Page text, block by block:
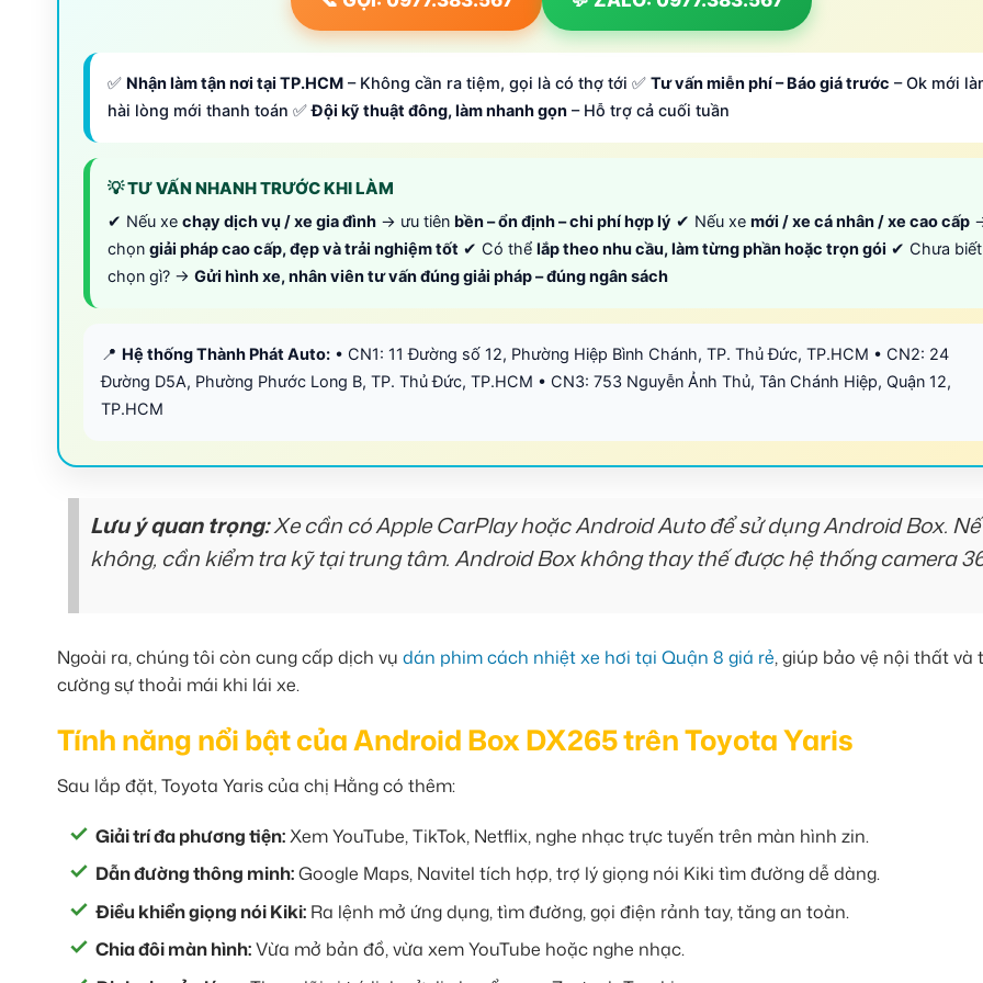
✅ Nhận làm tận nơi tại TP.HCM – Không cần ra tiệm, gọi là có thợ tới ✅ Tư vấn miễn phí – Báo giá trước – Ok mới
hài lòng mới thanh toán ✅Đội kỹ thuật đông, làm nhanh gọn – Hỗ trợ cả cuối tuần
💡 TƯ VẤN NHANH TRƯỚC KHI LÀM
✔ Nếu xe chạy dịch vụ / xe gia đình → ưu tiên bền – ổn định – chi phí hợp lý ✔ Nếu xe mới / xe cá nhân / xe cao cấp
chọn giải pháp cao cấp, đẹp và trải nghiệm tốt ✔ Có thể lắp theo nhu cầu, làm từng phần hoặc trọn gói ✔ Chưa biết
chọn gì? → Gửi hình xe, nhân viên tư vấn đúng giải pháp – đúng ngân sách
📍 Hệ thống Thành Phát Auto: • CN1: 11 Đường số 12, Phường Hiệp Bình Chánh, TP. Thủ Đức, TP.HCM • CN2: 24
Đường D5A, Phường Phước Long B, TP. Thủ Đức, TP.HCM • CN3: 753 Nguyễn Ảnh Thủ, Tân Chánh Hiệp, Quận 12,
TP.HCM
Lưu ý quan trọng:Xe cần có Apple CarPlay hoặc Android Auto để sử dụng Android Box.
không, cần kiểm tra kỹ tại trung tâm. Android Box không thay thế được hệ thống camera
Ngoài ra, chúng tôi còn cung cấp dịch vụ dán phim cách nhiệt xe hơi tại Quận 8 giá rẻ, giúp bảo vệ nội thất và
cường sự thoải mái khi lái xe.
Tính năng nổi bật của Android Box DX265 trên Toyota Yaris
Sau lắp đặt, Toyota Yaris của chị Hằng có thêm:
Giải trí đa phương tiện:Xem YouTube, TikTok, Netflix, nghe nhạc trực tuyến trên màn hình zin.
Dẫn đường thông minh:Google Maps, Navitel tích hợp, trợ lý giọng nói Kiki tìm đường dễ dàng.
Điều khiển giọng nói Kiki: Ra lệnh mở ứng dụng, tìm đường, gọi điện rảnh tay, tăng an toàn.
Chia đôi màn hình:Vừa mở bản đồ, vừa xem YouTube hoặc nghe nhạc.